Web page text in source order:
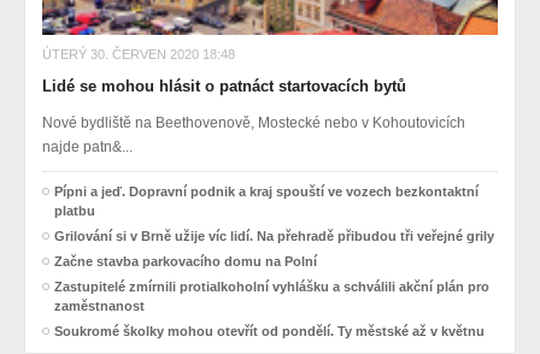
ÚTERÝ 30. ČERVEN 2020 18:48
Lidé se mohou hlásit o patnáct startovacích bytů
Nové bydliště na Beethovenově, Mostecké nebo v Kohoutovicích
najde patn&...
Pípni a jeď. Dopravní podnik a kraj spouští ve vozech bezkontaktní
platbu
Grilování si v Brně užije víc lidí. Na přehradě přibudou tři veřejné grily
Začne stavba parkovacího domu na Polní
Zastupitelé zmírnili protialkoholní vyhlášku a schválili akční plán pro
zaměstnanost
Soukromé školky mohou otevřít od pondělí. Ty městské až v květnu